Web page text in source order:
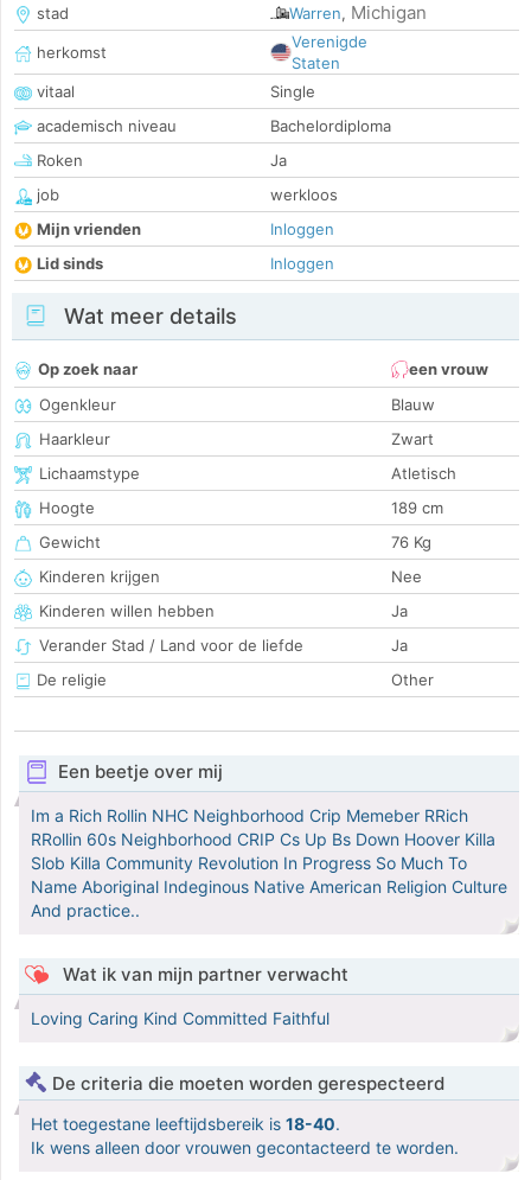
stad
Warren, Michigan
herkomst
Verenigde
Staten
vitaal
Single
academisch niveau
Bachelordiploma
Roken
Ja
job
werkloos
Mijn vrienden
Inloggen
Lid sinds
Inloggen
Wat meer details
Op zoek naar
een vrouw
Ogenkleur
Blauw
Haarkleur
Zwart
Lichaamstype
Atletisch
Hoogte
189 cm
Gewicht
76 Kg
Kinderen krijgen
Nee
Kinderen willen hebben
Ja
Verander Stad / Land voor de liefde
Ja
De religie
Other
Een beetje over mij
Im a Rich Rollin NHC Neighborhood Crip Memeber RRich
RRollin 60s Neighborhood CRIP Cs Up Bs Down Hoover Killa
Slob Killa Community Revolution In Progress So Much To
Name Aboriginal Indeginous Native American Religion Culture
And practice..
Wat ik van mijn partner verwacht
Loving Caring Kind Committed Faithful
De criteria die moeten worden gerespecteerd
Het toegestane leeftijdsbereik is 18-40.
Ik wens alleen door vrouwen gecontacteerd te worden.